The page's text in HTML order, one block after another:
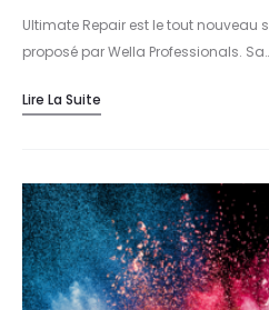
Ultimate Repair est le tout
proposé par Wella Professionals.
Lire La Suite